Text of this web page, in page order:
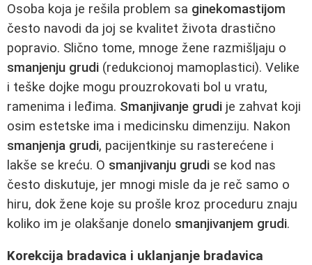
Osoba koja je rešila problem sa ginekomastijom
često navodi da joj se kvalitet života drastično
popravio. Slično tome, mnoge žene razmišljaju o
smanjenju grudi (redukcionoj mamoplastici). Velike
i teške dojke mogu prouzrokovati bol u vratu,
ramenima i leđima. Smanjivanje grudi je zahvat koji
osim estetske ima i medicinsku dimenziju. Nakon
smanjenja grudi, pacijentkinje su rasterećene i
lakše se kreću. O smanjivanju grudi se kod nas
često diskutuje, jer mnogi misle da je reč samo o
hiru, dok žene koje su prošle kroz proceduru znaju
koliko im je olakšanje donelo smanjivanjem grudi.
Korekcija bradavica i uklanjanje bradavica